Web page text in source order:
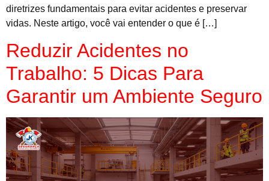
diretrizes fundamentais para evitar acidentes e preservar
vidas. Neste artigo, você vai entender o que é […]
Reduzir Acidentes no
Trabalho: 5 Dicas Para
Garantir um Ambiente Seguro